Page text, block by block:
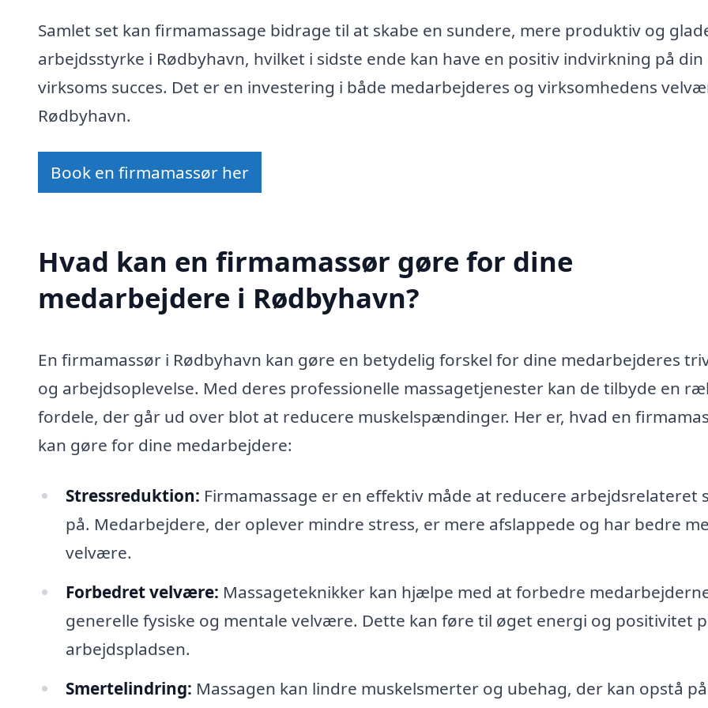
Samlet set kan firmamassage bidrage til at skabe en sundere, mere produktiv og
arbejdsstyrke i Rødbyhavn, hvilket i sidste ende kan have en positiv indvirkning på din
virksoms succes. Det er en investering i både medarbejderes og virksomhedens
Rødbyhavn.
Book en firmamassør her
Hvad kan en firmamassør gøre for dine
medarbejdere i Rødbyhavn?
En firmamassør i Rødbyhavn kan gøre en betydelig forskel for dine medarbejderes
og arbejdsoplevelse. Med deres professionelle massagetjenester kan de tilbyde en
fordele, der går ud over blot at reducere muskelspændinger. Her er, hvad en
kan gøre for dine medarbejdere:
Stressreduktion: Firmamassage er en effektiv måde at reducere arbejdsrelateret
på. Medarbejdere, der oplever mindre stress, er mere afslappede og har bedre
velvære.
Forbedret velvære: Massageteknikker kan hjælpe med at forbedre
generelle fysiske og mentale velvære. Dette kan føre til øget energi og positivitet
arbejdspladsen.
Smertelindring: Massagen kan lindre muskelsmerter og ubehag, der kan opstå på